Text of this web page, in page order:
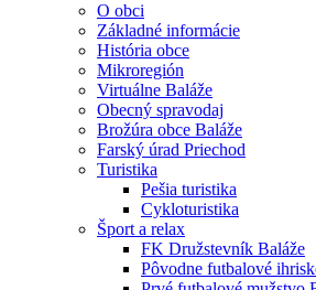
O obci
Základné informácie
História obce
Mikroregión
Virtuálne Baláže
Obecný spravodaj
Brožúra obce Baláže
Farský úrad Priechod
Turistika
Pešia turistika
Cykloturistika
Šport a relax
FK Družstevník Baláže
Pôvodne futbalové